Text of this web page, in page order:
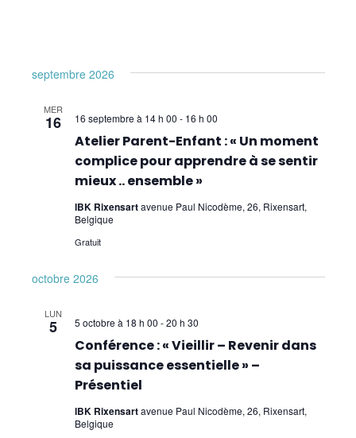
Comprendre pour mieux communiquer lors
De la communication efficace à la
formulation de l’objectif
EmRes
Massage et Méthodes physiques douces
Pour les enfants
Premiers Secours
Sciences
septembre 2026
MER
16
Atelier Parent-Enfant : « Un moment
complice pour apprendre à se sentir
mieux .. ensemble »
16 septembre à 14 h 00 - 16 h 00
IBK Rixensartavenue Paul Nicodème, 26, Rixensart,
Belgique
Gratuit
octobre 2026
LUN
5
Conférence : « Vieillir – Revenir dans
sa puissance essentielle » –
Présentiel
5 octobre à 18 h 00 -20 h 30
IBK Rixensartavenue Paul Nicodème, 26, Rixensart,
Belgique